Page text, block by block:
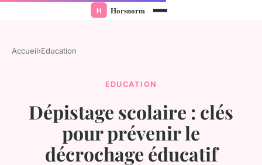
Accueil›Education
EDUCATION
Dépistage scolaire : clés
pour prévenir le
décrochage éducatif